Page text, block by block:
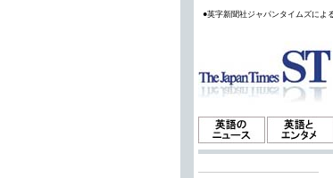
●英字新聞社ジャパンタイムズによ